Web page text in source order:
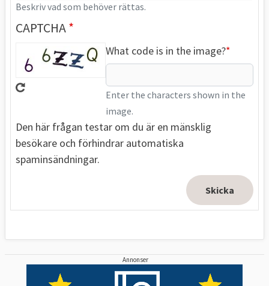
Beskriv vad som behöver rättas.
CAPTCHA
What code is in the image?
Enter the characters shown in the
image.
Den här frågan testar om du är en mänsklig
besökare och förhindrar automatiska
spaminsändningar.
Annonser